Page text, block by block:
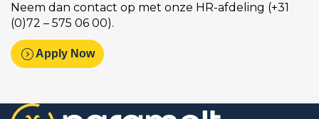
Neem dan contact op met onze HR-afdeling (+31
(0)72 – 575 06 00).
expand_circle_right Apply Now